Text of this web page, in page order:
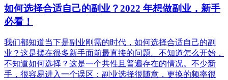
如何选择合适自己的副业？2022 年想做副业，新手
必看！
我们都知道当下是副业刚需的时代，如何选择合适自己的副
业？这是摆在很多新手面前最直接的问题。不知道怎么开始，
不知道如何选择？这是一个共性且普遍存在的情况。不少新
手，很容易进入一个误区：副业选择很随意，更换的频率很